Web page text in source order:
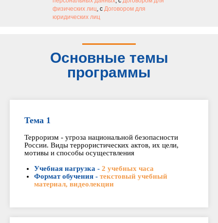
физических лиц, с Договором для
юридических лиц
Основные темы
программы
Тема 1
Терроризм - угроза национальной безопасности
России. Виды террористических актов, их цели,
мотивы и способы осуществления
Учебная нагрузка - 2 учебных часа
Формат обучения - текстовый учебный
материал, видеолекции